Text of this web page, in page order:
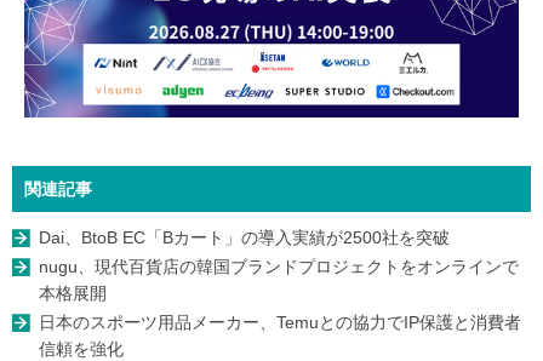
関連記事
Dai、BtoB EC「Bカート」の導入実績が2500社を突破
nugu、現代百貨店の韓国ブランドプロジェクトをオンラインで
本格展開
日本のスポーツ用品メーカー、Temuとの協力でIP保護と消費者
信頼を強化